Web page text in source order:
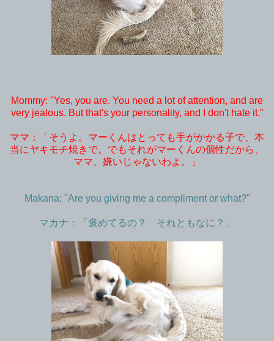
Mommy: "Yes, you are. You need a lot of attention, and are
very jealous. But that's your personality, and I don't hate it."
ママ：「そうよ。マーくんはとっても手がかかる子で、本
当にヤキモチ焼きで。でもそれがマーくんの個性だから、
ママ、嫌いじゃないわよ。」
Makana: "Are you giving me a compliment or what?"
マカナ：「褒めてるの？ それともなに？」